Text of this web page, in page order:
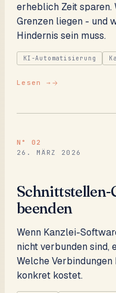
erheblich Zeit sparen.
Grenzen liegen - und
Hindernis sein muss.
KI-Automatisierung
Lesen →
N° 02
26. MÄRZ 2026
Schnittstellen-
beenden
Wenn Kanzlei-
nicht verbunden sind,
Welche
konkret kostet.